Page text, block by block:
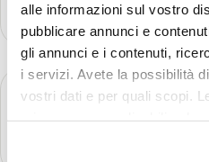
alle informazioni sul vostro
pubblicare annunci e
gli annunci e i contenuti,
i servizi. Avete la possibilità
vostri dati e per quali scopi.
Più dettagli
GIORNO 3
Arusha - Parco Nazionale